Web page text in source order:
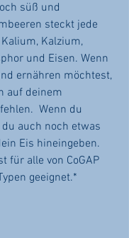
süß und
steckt jede
Kalzium,
und Eisen. Wenn
ernähren möchtest,
auf deinem
Wenn du
auch noch etwas
Eis hineingeben.
für alle von CoGAP
geeignet.*